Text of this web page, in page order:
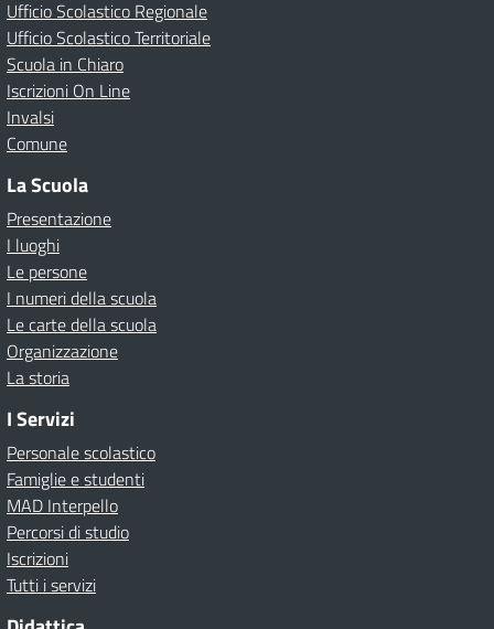
Ufficio Scolastico Regionale
Ufficio Scolastico Territoriale
Scuola in Chiaro
Iscrizioni On Line
Invalsi
Comune
La Scuola
Presentazione
I luoghi
Le persone
I numeri della scuola
Le carte della scuola
Organizzazione
La storia
I Servizi
Personale scolastico
Famiglie e studenti
MAD Interpello
Percorsi di studio
Iscrizioni
Tutti i servizi